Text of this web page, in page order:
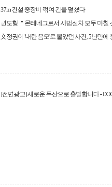
37m 건설 중장비 꺾여 건물 덮쳤다
권도형 ＂몬테네그로서 사법절차 모두 마칠
文정권이 '내란 음모'로 몰았던 사건, 5년만에
[전면광고] 새로운 두산으로 출발합니다 -